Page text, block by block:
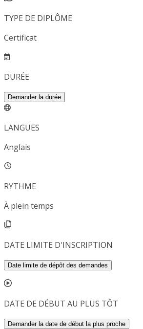
TYPE DE DIPLÔME
Certificat
DURÉE
Demander la durée
LANGUES
Anglais
RYTHME
À plein temps
DATE LIMITE D'INSCRIPTION
Date limite de dépôt des demandes
DATE DE DÉBUT AU PLUS TÔT
Demander la date de début la plus proche